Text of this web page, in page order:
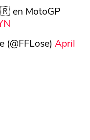
en MotoGP
April